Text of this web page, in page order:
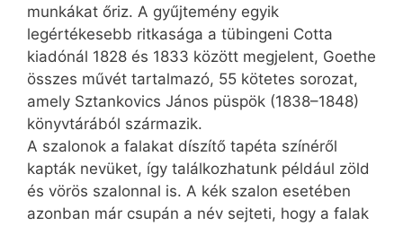
munkákat őriz. A gyűjtemény egyik
legértékesebb ritkasága a tübingeni Cotta
kiadónál 1828 és 1833 között megjelent, Goethe
összes művét tartalmazó, 55 kötetes sorozat,
amely Sztankovics János püspök (1838–1848)
könyvtárából származik.
A szalonok a falakat díszítő tapéta színéről
kapták nevüket, így találkozhatunk például zöld
és vörös szalonnal is. A kék szalon esetében
azonban már csupán a név sejteti, hogy a falak